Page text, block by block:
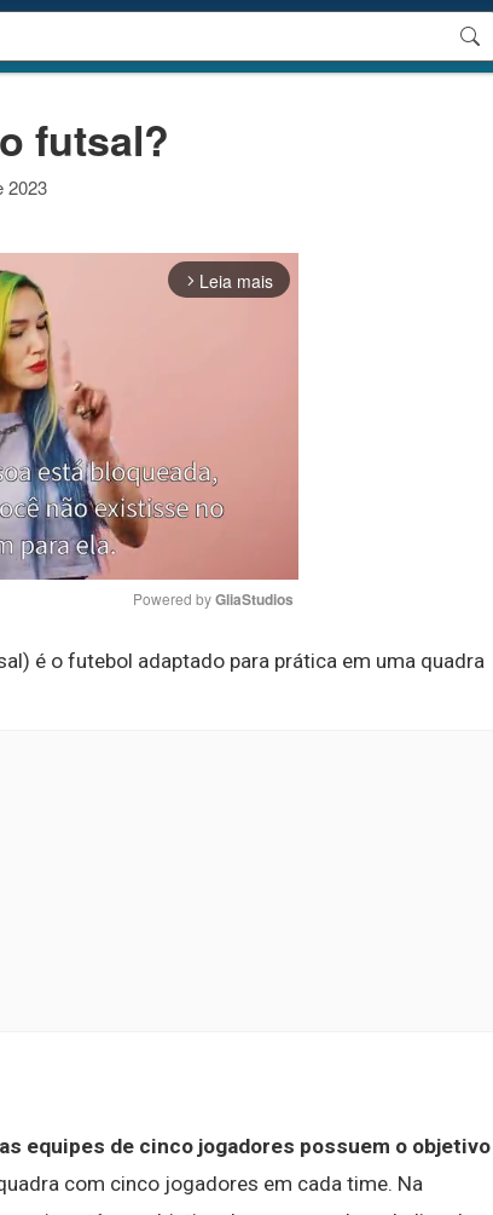
futsal?
2023
arrow_forward_ios Leia mais
Mute
Powered by GliaStudios
é o futebol adaptado para prática em uma quadra
equipes de cinco jogadores possuem o objetivo
com cinco jogadores em cada time. Na